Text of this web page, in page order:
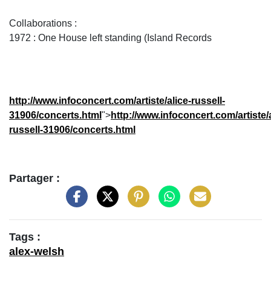
Collaborations :
1972 : One House left standing (Island Records
http://www.infoconcert.com/artiste/alice-russell-
31906/concerts.html ">http://www.infoconcert.com/artiste/
russell-31906/concerts.html
Partager :
Tags :
alex-welsh